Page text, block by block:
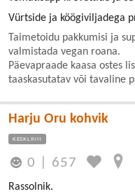
Vürtside ja köögiviljadega
Taimetoidu pakkumisi ja
valmistada vegan roana.
Päevapraade kaasa ostes
taaskasutatav või tavaline
Harju Oru kohvik
KESKLINN
0 657
Rassolnik.